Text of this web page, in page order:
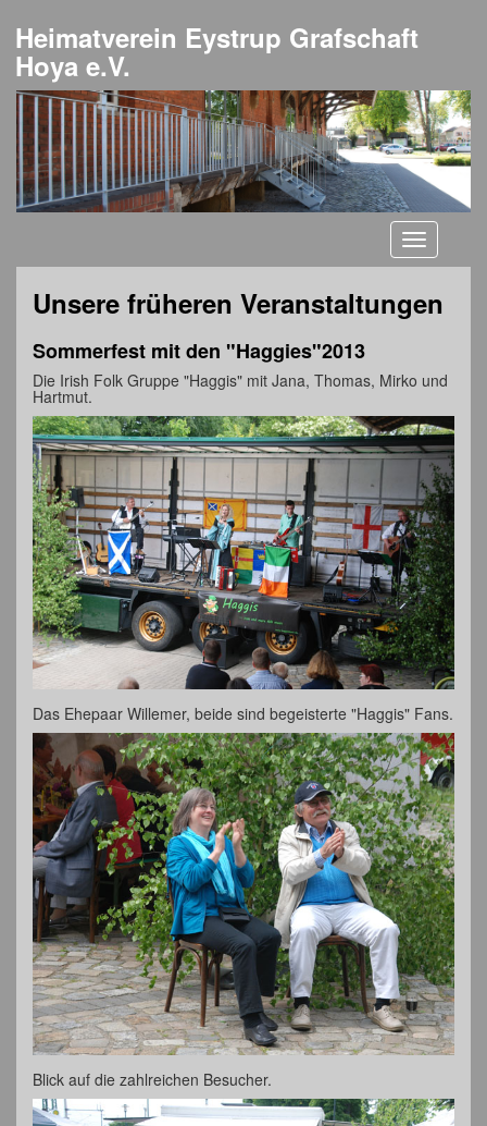
Heimatverein Eystrup Grafschaft
Hoya e.V.
Toggle
Unsere früheren Veranstaltungen
Sommerfest mit den "Haggies"2013
Die Irish Folk Gruppe "Haggis" mit Jana, Thomas, Mirko und
Hartmut.
Das Ehepaar Willemer, beide sind begeisterte "Haggis" Fans.
Blick auf die zahlreichen Besucher.